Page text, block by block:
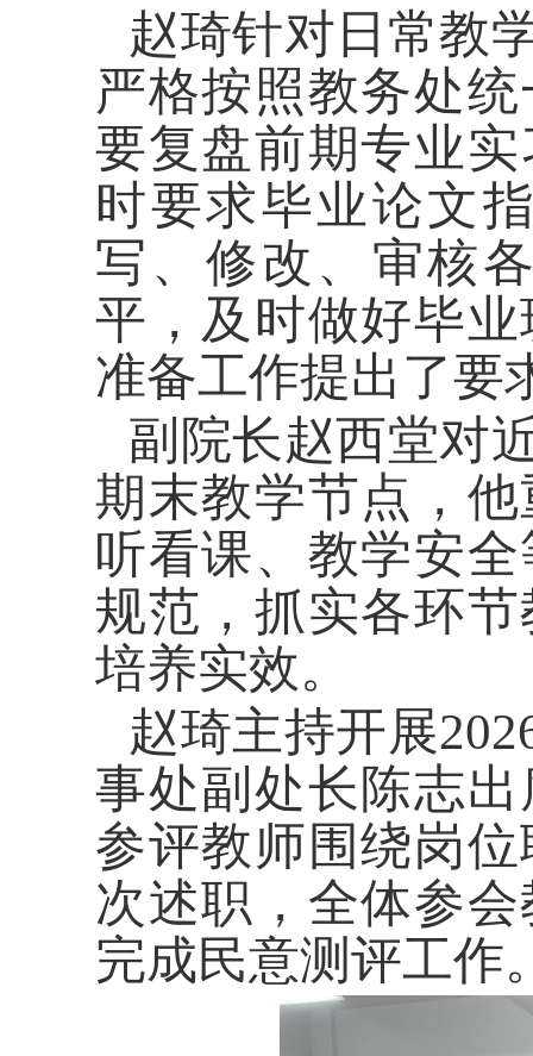
赵琦针对日常教
严格按照教务处
要复盘前期专业
时要求毕业论文
写、修改、审核
平，及时做好毕
准备工作提出了要
副院长赵西堂对
期末教学节点，
听看课、教学安
规范，抓实各环
培养实效。
赵琦主持开展
事处副处长陈志
参评教师围绕岗
次述职，全体参
完成民意测评工作